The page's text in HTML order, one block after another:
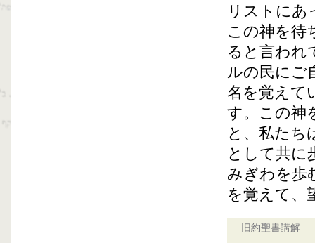
リストにあ
この神を待
ると言われ
ルの民にご
名を覚えて
す。この神
と、私たち
として共に
みぎわを歩
を覚えて、
旧約聖書講解